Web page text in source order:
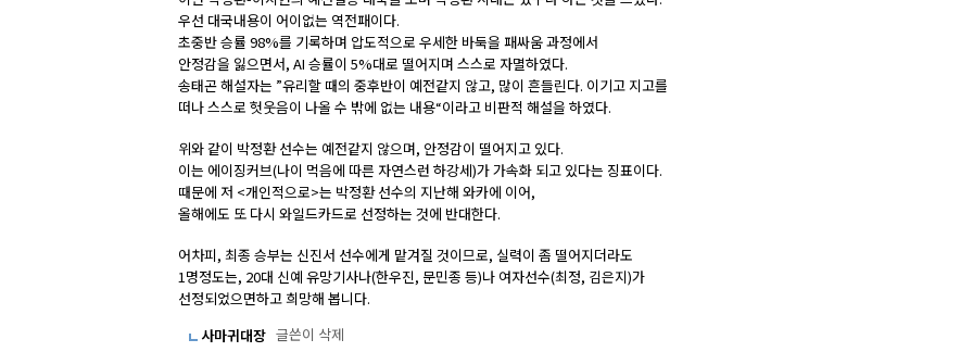
우선 대국내용이 어이없는 역전패이다.
초중반 승률 98%를 기록하며 압도적으로 우세한 바둑을 패싸움 과정에서
안정감을 잃으면서, AI 승률이 5%대로 떨어지며 스스로 자멸하였다.
송태곤 해설자는 ”유리할 때의 중후반이 예전같지 않고, 많이 흔들린다. 이기고 지고를
떠나 스스로 헛웃음이 나올 수 밖에 없는 내용“이라고 비판적 해설을 하였다.
위와 같이 박정환 선수는 예전같지 않으며, 안정감이 떨어지고 있다.
이는 에이징커브(나이 먹음에 따른 자연스런 하강세)가 가속화 되고 있다는 징표이다.
때문에 저 <개인적으로>는 박정환 선수의 지난해 와카에 이어,
올해에도 또 다시 와일드카드로 선정하는 것에 반대한다.
어차피, 최종 승부는 신진서 선수에게 맡겨질 것이므로, 실력이 좀 떨어지더라도
1명정도는, 20대 신예 유망기사나(한우진, 문민종 등)나 여자선수(최정, 김은지)가
선정되었으면하고 희망해 봅니다.
사마귀대장 글쓴이 삭제